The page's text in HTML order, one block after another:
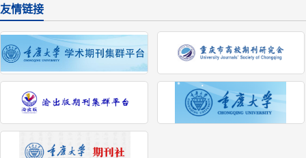
友情链接